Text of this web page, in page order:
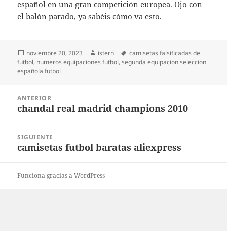
español en una gran competición europea. Ojo con
el balón parado, ya sabéis cómo va esto.
Publicado
el
noviembre 20, 2023 Autor
istern Etiquetas
camisetas falsificadas de
futbol, numeros equipaciones futbol,segunda equipacion seleccion
española futbol
entradas
ANTERIOR
Entrada
chandal real madrid champions 2010
SIGUIENTE
Entrada
camisetas futbol baratas aliexpress
Funciona gracias a WordPress